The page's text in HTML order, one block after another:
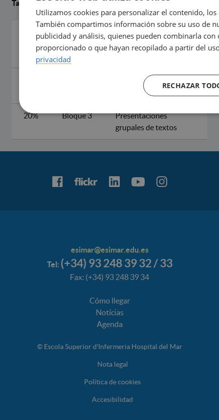
Tabla resumen de la evaluación continuada
Bloque 1
Examen sobre los
contenidos del
Participación grupal
Seminarios
20% Bloque 3
Presentaciones
grupales de textos
esimar@esimar.edu.es
Tel: (+34) 93 248 39 32 / 33
Fax: (+34) 93 248 39 34
Cómo llegar
Notícias
Agenda
© Escola Superior d'Infermeria Hospital del Mar
Nota legal
Política de cookies
Accesibilidad
Utilizamos cookies para personalizar el contenido,
También compartimos información sobre su uso de
publicidad y análisis, quienes pueden combinarla
proporcionado o que hayan recopilado a partir del
privacidad
RECHAZAR